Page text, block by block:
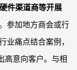
件渠道商等开展
参加地方商会或行
业痛点结合案例，
高意向客户。与相